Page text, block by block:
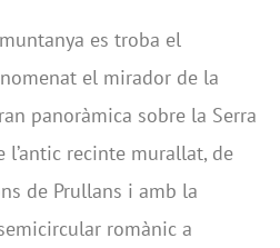
es troba el
el mirador de la
panoràmica sobre la Serra
l’antic recinte murallat, de
de Prullans i amb la
romànic a